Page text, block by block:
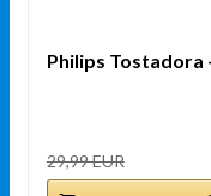
Philips Tostadora
29,99 EUR